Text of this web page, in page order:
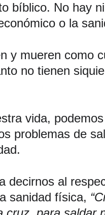
bíblico. No hay
o la
y mueren como
no tienen
vida,
problemas de
decirnos al
sanidad física,